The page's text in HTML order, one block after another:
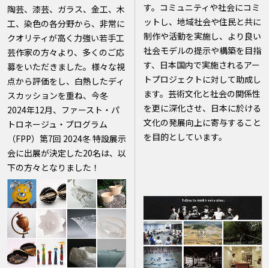
陶芸、漆芸、ガラス、金工、木
工、染色の各分野から、非常に
クオリティが高く力強い若手工
芸作家の方々より、多くのご応
募をいただきました。様々な視
点から評価をし、白熱したディ
スカッションを重ね、今冬
2024年12月、ファースト・パ
トロネージュ・プログラム
（FPP）第7回 2024冬 特設展示
会に出展が決定した20名は、以
下の方々となりました！
す。コミュニティや社会にコミ
ットし、地域社会や住民と共に
制作や活動を実施し、より良い
社会モデルの提示や構築を目指
す、日本国内で実施されるアー
トプロジェクトに対して助成し
ます。芸術文化と社会の関係性
を更に深化させ、日本に於ける
文化の発展向上に寄与すること
を目的としています。